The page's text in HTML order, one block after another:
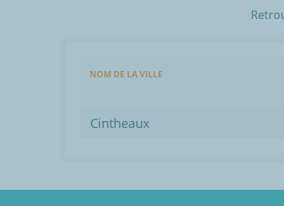
NOM DE LA VILLE
Cintheaux